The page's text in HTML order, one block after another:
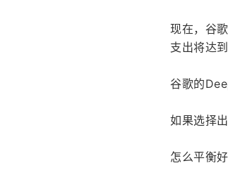
现在，谷
支出将达
谷歌的
如果选择
怎么平衡